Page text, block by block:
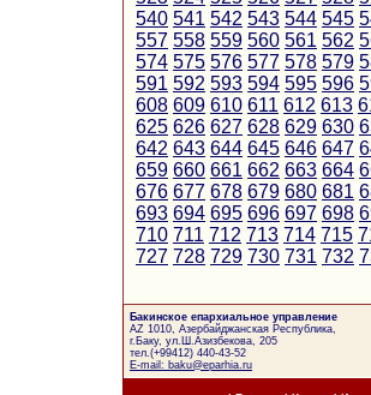
540 541 542 543 544 545
557 558 559 560 561 562
574 575 576 577 578 579
591 592 593 594 595 596
608 609 610 611 612 613
625 626 627 628 629 630
642 643 644 645 646 647
659 660 661 662 663 664
676 677 678 679 680 681
693 694 695 696 697 698
710 711 712 713 714 715
727 728 729 730 731 732
Бакинское епархиальное управление
AZ 1010, Азербайджанская Республика,
г.Баку, ул.Ш.Азизбекова, 205
тел.(+99412) 440-43-52
E-mail: baku@eparhia.ru